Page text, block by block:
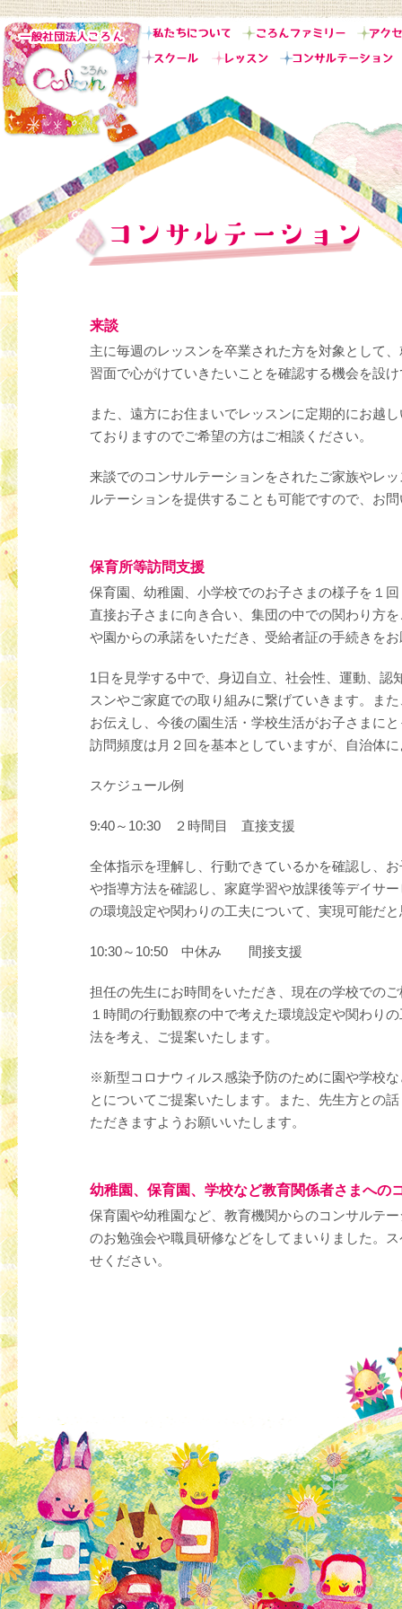
来談
主に毎週のレッスンを卒業された方を対象として
習面で心がけていきたいことを確認する機会を設
また、遠方にお住まいでレッスンに定期的にお越
ておりますのでご希望の方はご相談ください。
来談でのコンサルテーションをされたご家族やレ
ルテーションを提供することも可能ですので、お
保育所等訪問支援
保育園、幼稚園、小学校でのお子さまの様子を１
直接お子さまに向き合い、集団の中での関わり方
や園からの承諾をいただき、受給者証の手続きを
1日を見学する中で、身辺自立、社会性、運動、
スンやご家庭での取り組みに繋げていきます。ま
お伝えし、今後の園生活・学校生活がお子さまに
訪問頻度は月２回を基本としていますが、自治体
スケジュール例
9:40～10:30 ２時間目 直接支援
全体指示を理解し、行動できているかを確認し、
や指導方法を確認し、家庭学習や放課後等デイサ
の環境設定や関わりの工夫について、実現可能だ
10:30～10:50 中休み 間接支援
担任の先生にお時間をいただき、現在の学校での
１時間の行動観察の中で考えた環境設定や関わり
法を考え、ご提案いたします。
※新型コロナウィルス感染予防のために園や学校
とについてご提案いたします。また、先生方との
ただきますようお願いいたします。
幼稚園、保育園、学校など教育関係者さまへの
保育園や幼稚園など、教育機関からのコンサルテ
のお勉強会や職員研修などをしてまいりました。
せください。